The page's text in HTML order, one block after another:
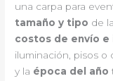
una carpa para
tamaño y tipo de
costos de envío e
iluminación, pisos o
y la época del año